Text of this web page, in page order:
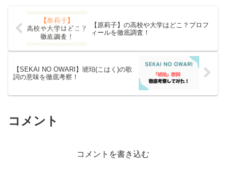
【原莉子】の高校や大学はどこ？プロフ
ィールを徹底調査！
【SEKAI NO OWARI】琥珀(こはく)の歌
詞の意味を徹底考察！
コメント
コメントを書き込む